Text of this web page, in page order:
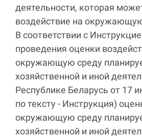
деятельности, которая
воздействие на
В соответствии с
проведения оценки
окружающую среду
хозяйственной и иной
Республике Беларусь от 17
по тексту - Инструкция)
окружающую среду
хозяйственной и иной